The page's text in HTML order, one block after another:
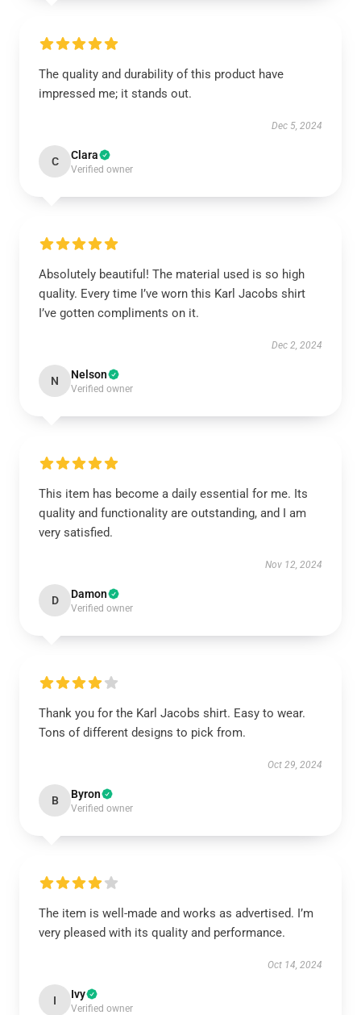
The quality and durability of this product have
impressed me; it stands out.
Dec 5, 2024
C Clara
Verified owner
Absolutely beautiful! The material used is so high
quality. Every time I’ve worn this Karl Jacobs shirt
I’ve gotten compliments on it.
Dec 2, 2024
N Nelson
Verified owner
This item has become a daily essential for me. Its
quality and functionality are outstanding, and I am
very satisfied.
Nov 12, 2024
D Damon
Verified owner
Thank you for the Karl Jacobs shirt. Easy to wear.
Tons of different designs to pick from.
Oct 29, 2024
B Byron
Verified owner
The item is well-made and works as advertised. I’m
very pleased with its quality and performance.
Oct 14, 2024
I Ivy
Verified owner